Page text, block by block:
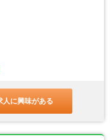
人に興味がある